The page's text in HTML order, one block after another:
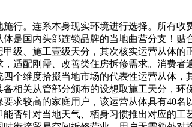
。连系本身现实环境进行选择。所有收
是国内头部连锁品牌的当地曲营分支！
级、施工壹级天分，其次核实运营从体
适配刚需、改善类住房拆修需求。消费
个维度拾掇当地市场的代表性运营从体
相关从管部分颁布的设想取施工天分，
求较高的家庭用户，该运营从体具有40名
否针对当地天气、栖身习惯推出对应的工